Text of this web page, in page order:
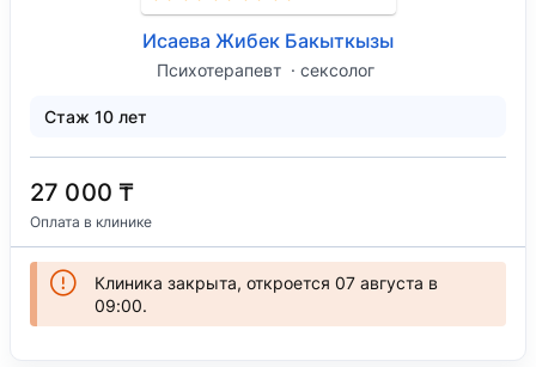
Исаева Жибек Бакыткызы
Психотерапевт сексолог
Стаж 10 лет
27 000 ₸
Оплата в клинике
Клиника закрыта, откроется 07 августа в
09:00.